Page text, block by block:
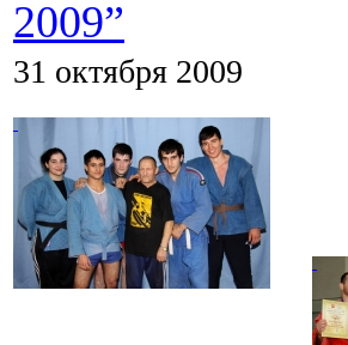
2009”
31 октября 2009